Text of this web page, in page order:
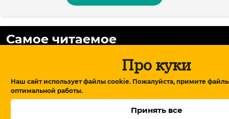
Про куки
Наш сайт использует файлы cookie. Пожалуйста, примите
оптимальной работы.
Принять все
Самое читаемое